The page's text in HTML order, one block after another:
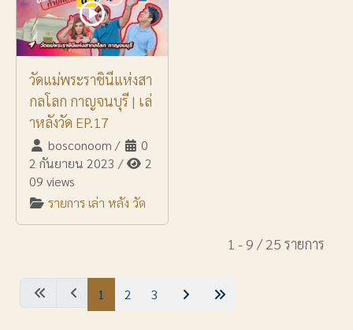
วัดแม่พระราชินีแห่งสา
กลโลก กาญจนบุรี | เล่
าหลังวัด EP.17
bosconoom /
0
2 กันยายน 2023 /
2
09 views
รายการ เล่า หลัง วัด
1 - 9 / 25 รายการ
1 2 3